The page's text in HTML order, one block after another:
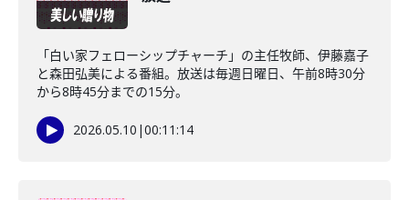
「白い家フェローシップチャーチ」の主任牧師、伊藤嘉子
と森田弘美による番組。放送は毎週日曜日、午前8時30分
から8時45分までの15分。
2026.05.10 |00:11:14